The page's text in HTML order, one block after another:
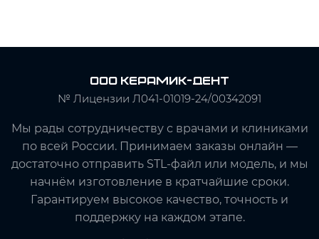
ООО Керамик-Дент
№ Лицензии Л041-01019-24/00342091
Мы рады сотрудничеству с врачами и клиниками
по всей России. Принимаем заказы онлайн —
достаточно отправить STL-файл или модель, и мы
начнём изготовление в кратчайшие сроки.
Гарантируем высокое качество, точность и
поддержку на каждом этапе.